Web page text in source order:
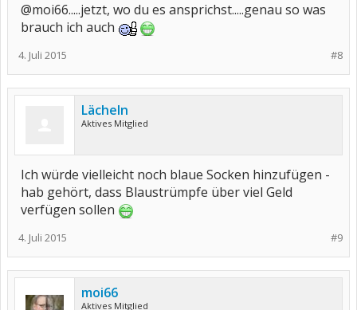
@moi66.....jetzt, wo du es ansprichst.....genau so was
brauch ich auch
#8
4. Juli 2015
Lächeln
Aktives Mitglied
Ich würde vielleicht noch blaue Socken hinzufügen -
hab gehört, dass Blaustrümpfe über viel Geld
verfügen sollen
#9
4. Juli 2015
moi66
Aktives Mitglied